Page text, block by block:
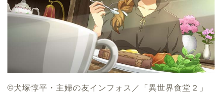
©犬塚惇平・主婦の友インフォス／「異世界食堂２」